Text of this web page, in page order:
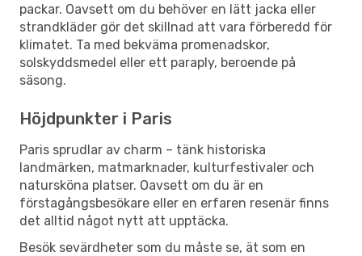
packar. Oavsett om du behöver en lätt jacka eller
strandkläder gör det skillnad att vara förberedd för
klimatet. Ta med bekväma promenadskor,
solskyddsmedel eller ett paraply, beroende på
säsong.
Höjdpunkter i Paris
Paris sprudlar av charm – tänk historiska
landmärken, matmarknader, kulturfestivaler och
natursköna platser. Oavsett om du är en
förstagångsbesökare eller en erfaren resenär finns
det alltid något nytt att upptäcka.
Besök sevärdheter som du måste se, ät som en